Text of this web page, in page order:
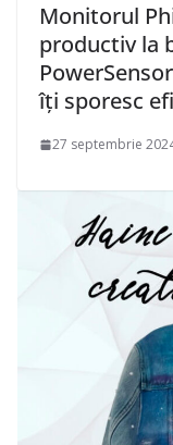
Monitorul
productiv la
îți sporesc
27 septembrie